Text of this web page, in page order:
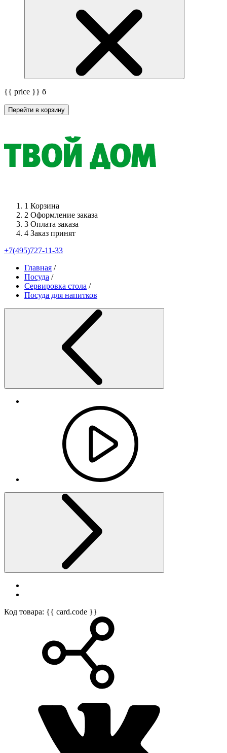
{{ price }} б
Перейти в корзину
1 Корзина
2 Оформление заказа
3 Оплата заказа
4 Заказ принят
+7(495)727-11-33
Главная /
Посуда /
Сервировка стола /
Посуда для напитков
Код товара: {{ card.code }}